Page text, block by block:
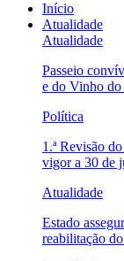
Início
Atualidade
Atualidade
Passeio
e do Vinho
Política
1.ª Revisão
vigor a 30 de
Atualidade
Estado
reabilitação